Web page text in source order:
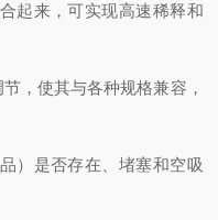
起来，可实现高速稀释和
，使其与各种规格兼容，
）是否存在、堵塞和空吸